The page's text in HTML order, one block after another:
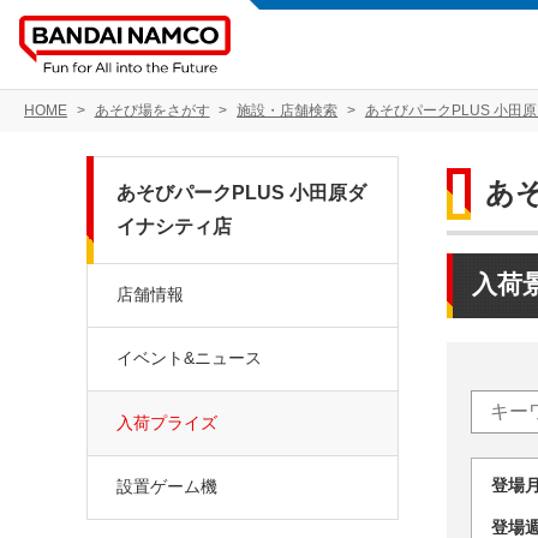
HOME あそび場をさがす 施設・店舗検索 あそびパークPLUS 小田
あ
入荷
登
登
あそびパークPLUS 小田原ダ
イナシティ店
店舗情報
イベント&ニュース
入荷プライズ
設置ゲーム機